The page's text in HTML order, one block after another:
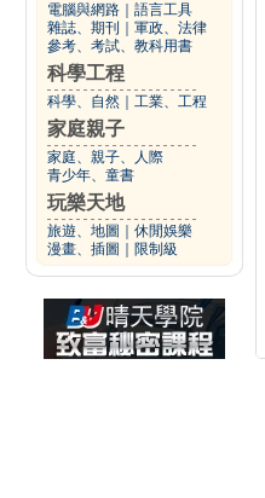
電腦與網路
語言工具
雜誌、期刊
軍政、法律
參考、考試、教科用書
科學工程
科學、自然 工業、工程
家庭親子
家庭、親子、人際
青少年、童書
玩樂天地
旅遊、地圖
休閒娛樂
漫畫、插圖
限制級